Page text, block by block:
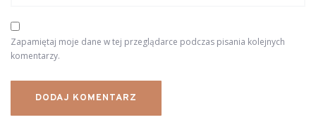
Zapamiętaj moje dane w tej przeglądarce podczas pisania kolejnych
komentarzy.